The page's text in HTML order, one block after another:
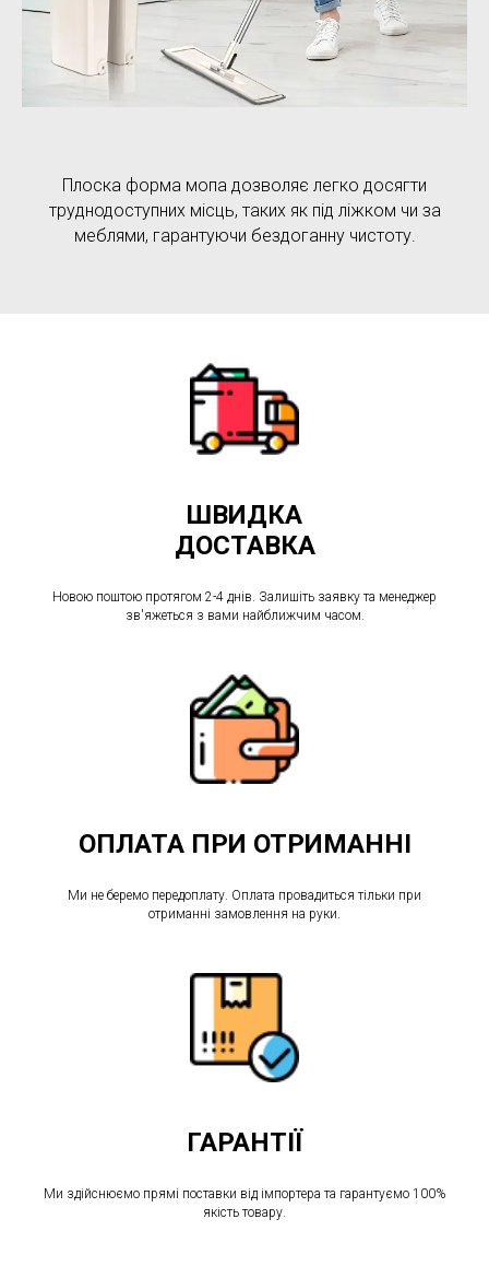
Плоска форма мопа дозволяє легко досягти
труднодоступних місць, таких як під ліжком чи за
меблями, гарантуючи бездоганну чистоту.
ШВИДКА
ДОСТАВКА
Новою поштою протягом 2-4 днів. Залишіть заявку та менеджер
зв'яжеться з вами найближчим часом.
ОПЛАТА ПРИ ОТРИМАННІ
Ми не беремо передоплату. Оплата провадиться тільки при
отриманні замовлення на руки.
ГАРАНТІЇ
Ми здійснюємо прямі поставки від імпортера та гарантуємо 100%
якість товару.